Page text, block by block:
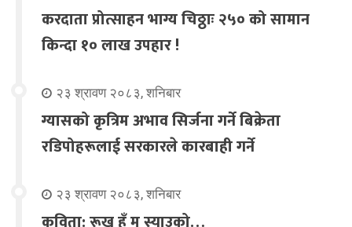
करदाता प्रोत्साहन भाग्य चिठ्ठाः २५० को सामान
किन्दा १० लाख उपहार !
२३ श्रावण २०८३, शनिबार
ग्यासको कृत्रिम अभाव सिर्जना गर्ने बिक्रेता
रडिपोहरूलाई सरकारले कारबाही गर्ने
२३ श्रावण २०८३, शनिबार